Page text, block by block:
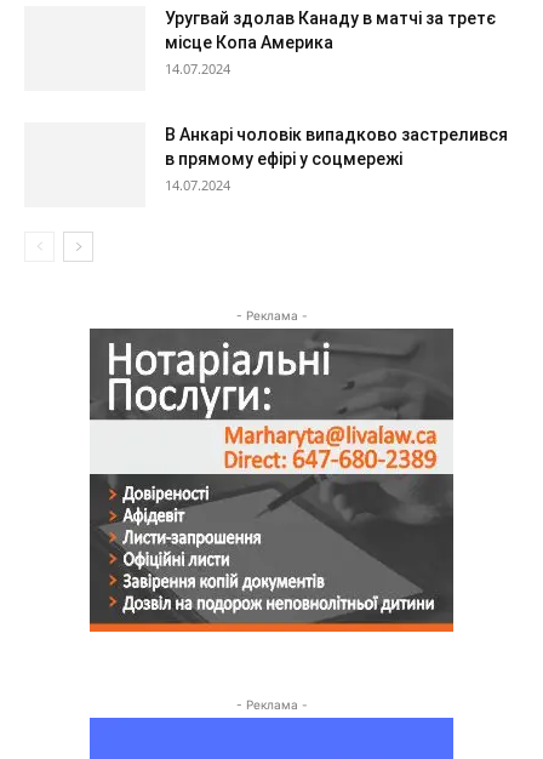
Уругвай здолав Канаду в матчі за третє
місце Копа Америка
14.07.2024
В Анкарі чоловік випадково застрелився
в прямому ефірі у соцмережі
14.07.2024
- Реклама -
- Реклама -